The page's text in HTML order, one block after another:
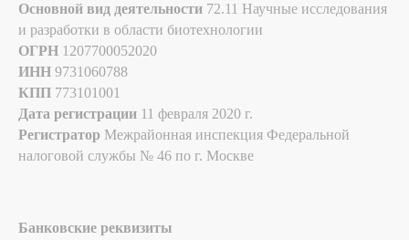
Основной вид деятельности 72.11 Научные исследования
и разработки в области биотехнологии
ОГРН 1207700052020
ИНН 9731060788
КПП 773101001
Дата регистрации 11 февраля 2020 г.
Регистратор Межрайонная инспекция Федеральной
налоговой службы № 46 по г. Москве
Банковские реквизиты